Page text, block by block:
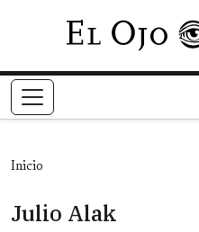
Inicio
Julio Alak